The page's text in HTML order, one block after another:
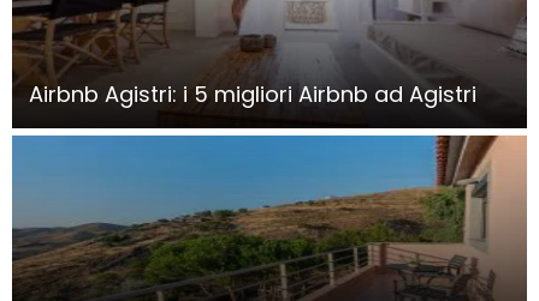
Airbnb Agistri: i 5 migliori Airbnb ad Agistri